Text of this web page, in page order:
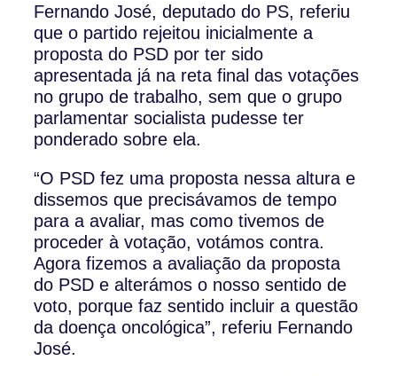
Fernando José, deputado do PS, referiu
que o partido rejeitou inicialmente a
proposta do PSD por ter sido
apresentada já na reta final das votações
no grupo de trabalho, sem que o grupo
parlamentar socialista pudesse ter
ponderado sobre ela.
“O PSD fez uma proposta nessa altura e
dissemos que precisávamos de tempo
para a avaliar, mas como tivemos de
proceder à votação, votámos contra.
Agora fizemos a avaliação da proposta
do PSD e alterámos o nosso sentido de
voto, porque faz sentido incluir a questão
da doença oncológica”, referiu Fernando
José.